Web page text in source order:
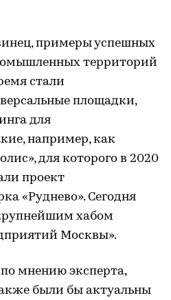
примеры успешных
территорий
стали
площадки,
для
например, как
для которого в 2020
проект
«Руднево». Сегодня
хабом
Москвы».
мнению эксперта,
были бы актуальны